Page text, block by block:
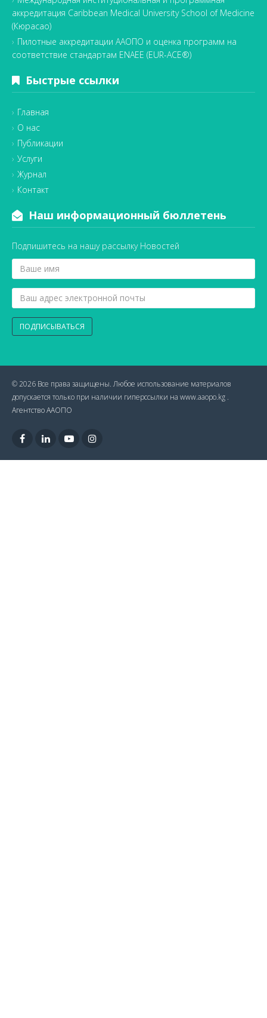
аккредитация Caribbean Medical University School of Medicine
(Кюрасао)
Пилотные аккредитации ААОПО и оценка программ на
соответствие стандартам ENAEE (EUR-ACE®)
Быстрые ссылки
Главная
О нас
Публикации
Услуги
Журнал
Контакт
Наш информационный бюллетень
Подпишитесь на нашу рассылку Новостей
ПОДПИСЫВАТЬСЯ
© 2026 Все права защищены. Любое использование материалов
допускается только при наличии гиперссылки на www.aaopo.kg .
Агентство ААОПО